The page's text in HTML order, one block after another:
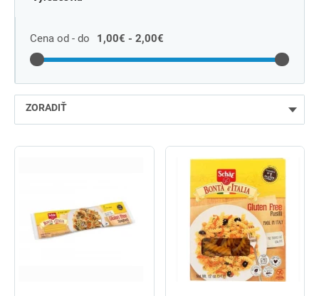
Cena od - do 1,00€ - 2,00€
ZORADIŤ
najpredávanejšie
podľa názvu od A